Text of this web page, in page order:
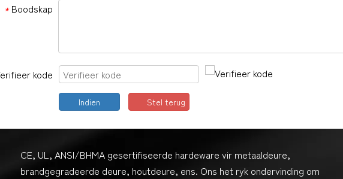
* Boodskap
kode
Indien Stel terug
CE, UL, ANSI/BHMA gesertifiseerde hardeware vir metaaldeure,
brandgegradeerde deure, houtdeure, ens. Ons het ryk ondervinding om